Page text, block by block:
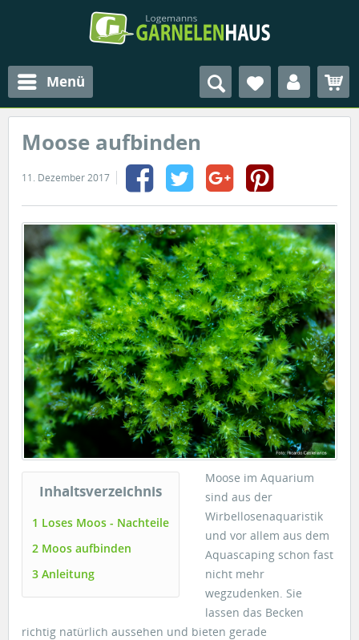
Menü
Moose aufbinden
11. Dezember 2017
Inhaltsverzeichnis
1 Loses Moos - Nachteile
2 Moos aufbinden
3 Anleitung
Moose im Aquarium
sind aus der
Wirbellosenaquaristik
und vor allem aus dem
Aquascaping schon fast
nicht mehr
wegzudenken. Sie
lassen das Becken
richtig natürlich aussehen und bieten gerade